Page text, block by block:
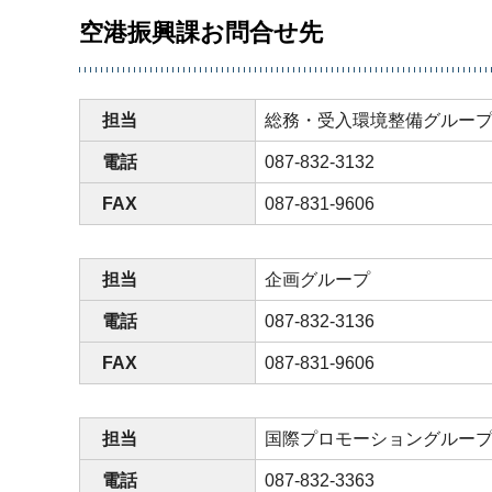
空港振興課お問合せ先
担当 総務・受入環境整備グループ
電話 087-832-3132
FAX 087-831-9606
担当 企画グループ
電話 087-832-3136
FAX 087-831-9606
担当 国際プロモーショングループ
電話 087-832-3363